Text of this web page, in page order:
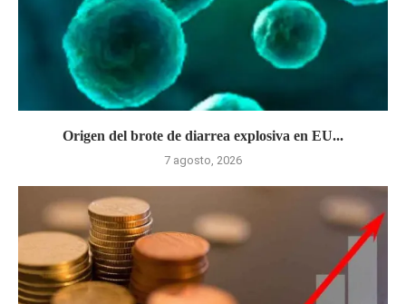
Origen del brote de diarrea explosiva en EU...
7 agosto, 2026